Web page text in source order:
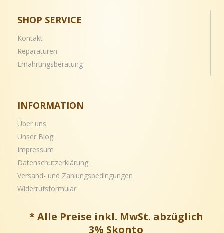
SHOP SERVICE
Kontakt
Reparaturen
Ernährungsberatung
INFORMATION
Über uns
Unser Blog
Impressum
Datenschutzerklärung
Versand- und Zahlungsbedingungen
Widerrufsformular
* Alle Preise inkl. MwSt. abzüglich
3% Skonto